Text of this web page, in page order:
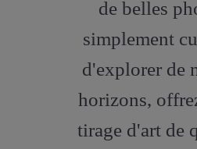
de belles
simplement
d'explorer de
horizons,
tirage d'art de